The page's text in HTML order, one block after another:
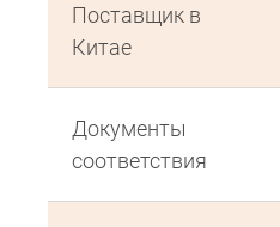
Поставщик в
Китае
Документы
соответствия